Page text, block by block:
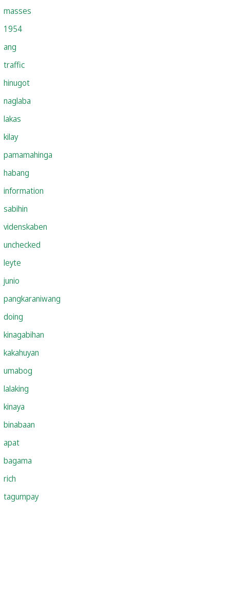
masses
1954
ang
traffic
hinugot
naglaba
lakas
kilay
pamamahinga
habang
information
sabihin
videnskaben
unchecked
leyte
junio
pangkaraniwang
doing
kinagabihan
kakahuyan
umabog
lalaking
kinaya
binabaan
apat
bagama
rich
tagumpay